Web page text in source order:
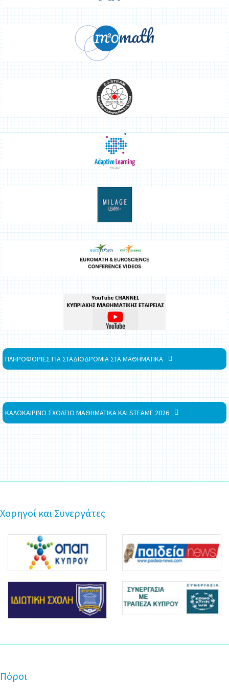
ΠΛΗΡΟΦΟΡΙΕΣ ΓΙΑ ΣΤΑΔΙΟΔΡΟΜΙΑ ΣΤΑ ΜΑΘΗΜΑΤΙΚΑ
ΚΑΛΟΚΑΙΡΙΝΟ ΣΧΟΛΕΙΟ ΜΑΘΗΜΑΤΙΚΑ ΚΑΙ STEAME 2026
Χορηγοί και Συνεργάτες
Πόροι